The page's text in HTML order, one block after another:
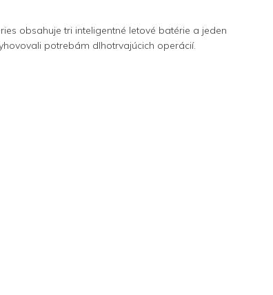
obsahuje tri inteligentné letové batérie a jeden
potrebám dlhotrvajúcich operácií.